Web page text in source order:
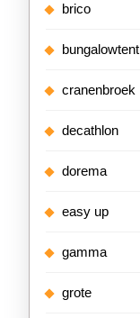
brico
bungalowtent
cranenbroek
decathlon
dorema
easy up
gamma
grote